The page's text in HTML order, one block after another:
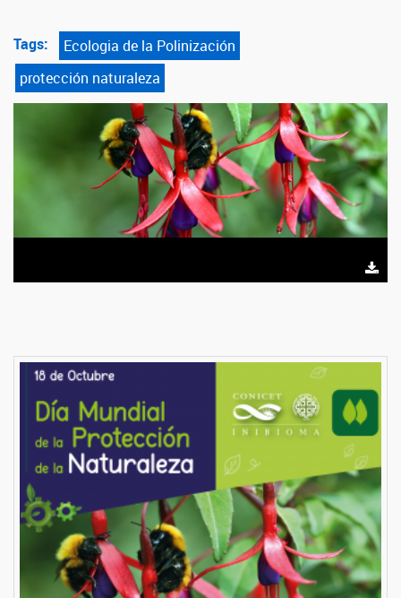
Tags:
Ecologia de la Polinización
protección naturaleza